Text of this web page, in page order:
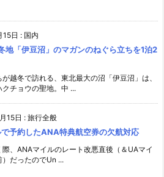
日 : 国内
地「伊豆沼」のマガンのねぐら立ちを1泊2
越冬で訪れる、東北最大の沼「伊豆沼」は、
クチョウの聖地。中 ...
15日 : 旅行全般
予約したANA特典航空券の欠航対応
際、ANAマイルのレート改悪直後（＆UAマイ
）だったのでUn ...